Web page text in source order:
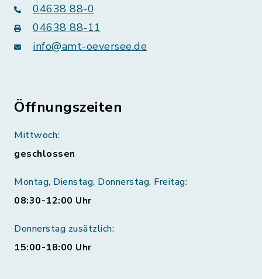
04638 88-0
04638 88-11
info@amt-oeversee.de
Öffnungszeiten
Mittwoch:
geschlossen
Montag, Dienstag, Donnerstag, Freitag:
08:30-12:00 Uhr
Donnerstag zusätzlich:
15:00-18:00 Uhr